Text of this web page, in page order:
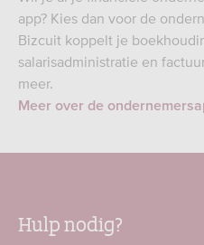
app? Kies dan voor de
Bizcuit koppelt je
salarisadministratie en
meer.
Meer over de
Hulp nodig?